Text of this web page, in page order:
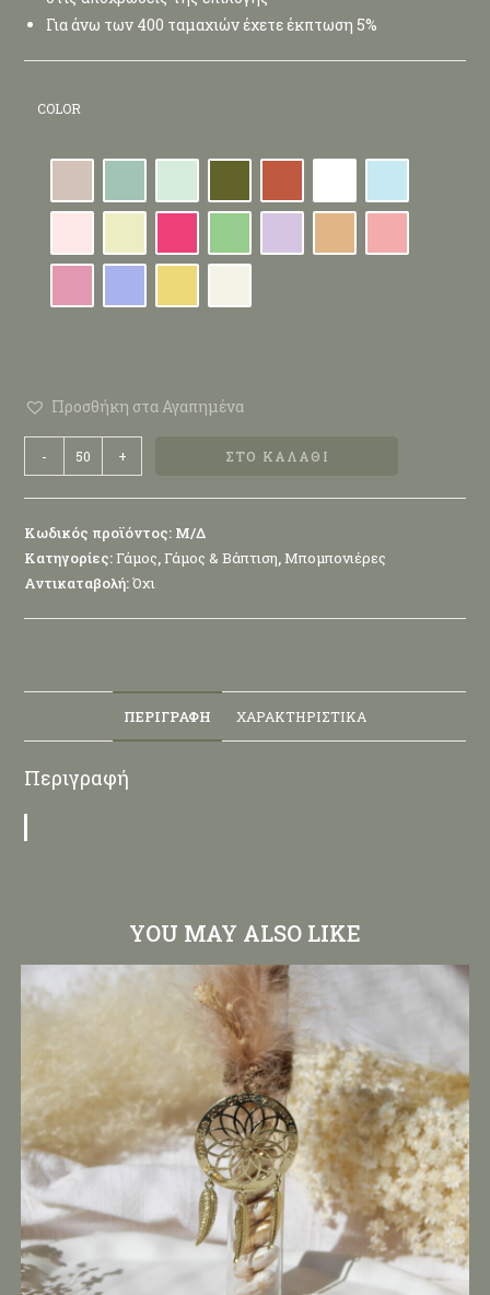
Για άνω των 400 ταμαχιών έχετε έκπτωση 5%
COLOR
Προσθήκη στα Αγαπημένα
- + ΣΤΟ ΚΑΛΆΘΙ
Κωδικός προϊόντος: Μ/Δ
Κατηγορίες:Γάμος,Γάμος & Βάπτιση,Μπομπονιέρες
Αντικαταβολή:Όχι
ΠΕΡΙΓΡΑΦΉ ΧΑΡΑΚΤΗΡΙΣΤΙΚΆ
Περιγραφή
YOU MAY ALSO LIKE